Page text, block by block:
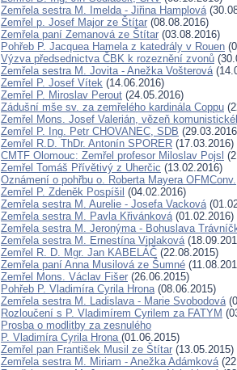
Zemřela sestra M. Imelda - Jiřina Hamplová
Zemřel p. Josef Major ze Štítar (08.08.2016)
Zemřela paní Zemanová ze Štítar (03.08.2016)
Pohřeb P. Jacquea Hamela z katedrály v Rouen
Výzva předsednictva ČBK k rozeznění zvonů
Zemřela sestra M. Jovita - Anežka Vošterová
Zemřel P. Josef Vítek (14.06.2016)
Zemřel P. Miroslav Perout (24.05.2016)
Zádušní mše sv. za zemřelého kardinála Coppu
Zemřel Mons. Josef Valerián, vězeň
Zemřel P. Ing. Petr CHOVANEC, SDB
Zemřel R.D. ThDr. Antonín SPORER (17.03.2016)
CMTF Olomouc: Zemřel profesor Miloslav Pojsl
Zemřel Tomáš Přívětivý z Uherčic (13.02.2016)
Oznámení o pohřbu o. Roberta Mayera OFMConv.
Zemřel P. Zdeněk Pospíšil (04.02.2016)
Zemřela sestra M. Aurelie - Josefa Vacková
Zemřela sestra M. Pavla Křivánková(01.02.2016)
Zemřela sestra M. Jeronýma - Bohuslava
Zemřela sestra M. Ernestína Viplaková
Zemřel R. D. Mgr. Jan KABELÁČ (22.08.2015)
Zemřela paní Anna Musilová ze Šumné
Zemřel Mons. Václav Fišer (26.06.2015)
Pohřeb P. Vladimíra Cyrila Hrona(08.06.2015)
Zemřela sestra M. Ladislava - Marie Svobodová
Rozloučení s P. Vladimírem Cyrilem za FATYM
Prosba o modlitby za zesnulého
P. Vladimíra Cyrila Hrona (01.06.2015)
Zemřel pan František Musil ze Štítar (13.05.2015)
Zemřela sestra M. Miriam - Anežka Adámková